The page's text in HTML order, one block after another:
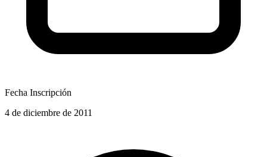
Fecha Inscripción
4 de diciembre de 2011